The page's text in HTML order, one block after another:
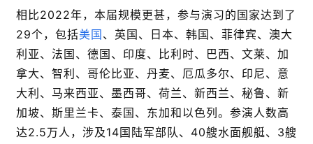
相比2022年，本届规模更甚，参与演习的国家达到了
29个，包括美国 、英国、日本、韩国、菲律宾、澳大
利亚、法国、德国、印度、比利时、巴西、文莱、加
拿大、智利、哥伦比亚、丹麦、厄瓜多尔、印尼、意
大利、马来西亚、墨西哥、荷兰、新西兰、秘鲁、新
加坡、斯里兰卡、泰国、东加和以色列。参演人数高
达2.5万人，涉及14国陆军部队、40艘水面舰艇、3艘